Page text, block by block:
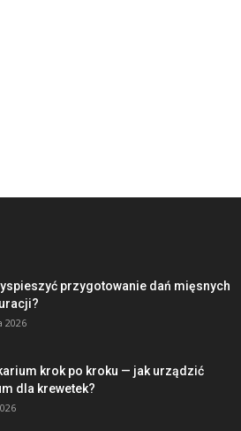
przygotowanie dań mięsnych
2026
krok po kroku — jak urządzić
dla krewetek?